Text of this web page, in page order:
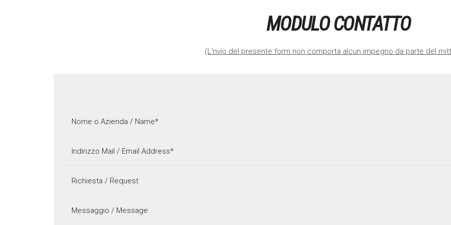
MODULO CONTATTO
(L’nvio del presente form non comporta alcun impegno da parte del